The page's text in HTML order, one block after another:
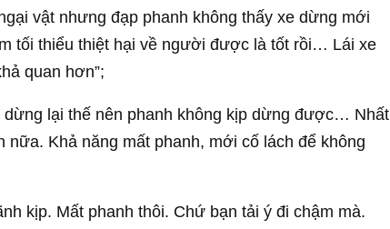
vật nhưng đạp phanh không thấy xe dừng mới
tối thiểu thiệt hại về người được là tốt rồi… Lái xe
quan hơn”;
dừng lại thế nên phanh không kịp dừng được… Nhất
nữa. Khả năng mất phanh, mới cố lách để không
kịp. Mất phanh thôi. Chứ bạn tải ý đi chậm mà.